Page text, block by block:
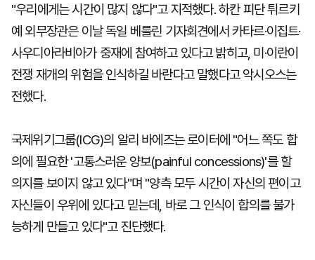
"우리에게는 시간이 많지 않다"고 지적했다. 하칸 피단 튀르키
예 외무장관은 이날 독일 베를린 기자회견에서 카타르·이집트·
사우디아라비아가 중재에 참여하고 있다고 밝히고, 미·이란이
전쟁 재개의 위험을 인식하길 바란다고 말했다고 악시오스는
전했다.
국제위기그룹(ICG)의 알리 바에즈는 로이터에 "어느 쪽도 합
의에 필요한 '고통스러운 양보(painful concessions)'를 할
의지를 보이지 않고 있다"며 "양측 모두 시간이 자신의 편이고
자신들이 우위에 있다고 믿는데, 바로 그 인식이 합의를 불가
능하게 만들고 있다"고 진단했다.